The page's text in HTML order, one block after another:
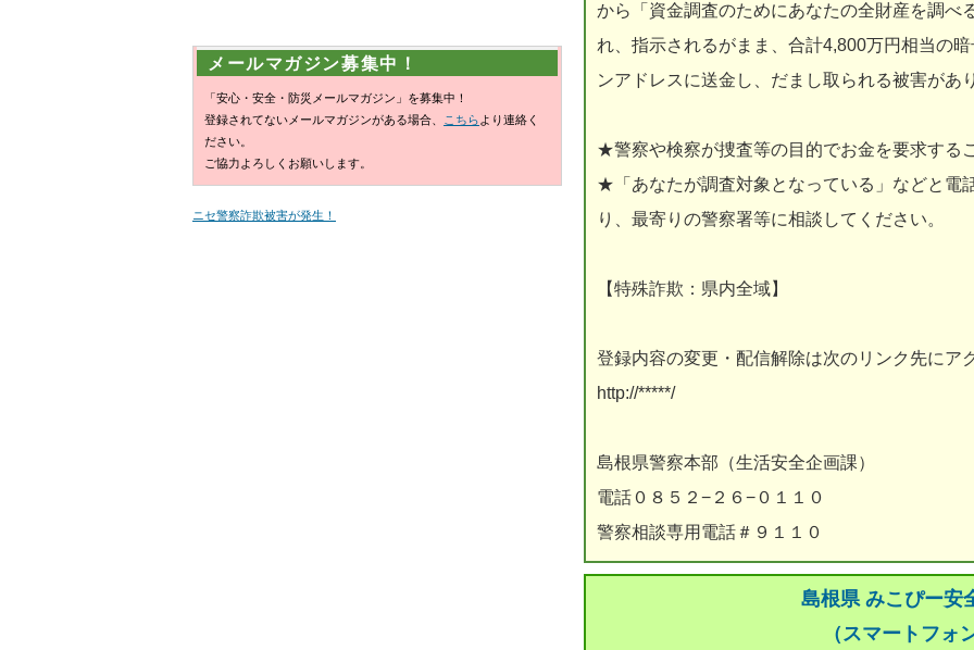
から「資金調査のためにあなたの全財産を調べ
れ、指示されるがまま、合計4,800万円相当の
ンアドレスに送金し、だまし取られる被害があ
★警察や検察が捜査等の目的でお金を要求する
★「あなたが調査対象となっている」などと電
り、最寄りの警察署等に相談してください。
【特殊詐欺：県内全域】
登録内容の変更・配信解除は次のリンク先にア
http://*****/
島根県警察本部（生活安全企画課）
電話０８５２−２６−０１１０
警察相談専用電話＃９１１０
島根県 みこぴー安
（スマートフォ
メールマガジン募集中！
「安心・安全・防災メールマガジン」を募集中！
登録されてないメールマガジンがある場合、
こちら より連絡く
ださい。
ご協力よろしくお願いします。
ニセ警察詐欺被害が発生！